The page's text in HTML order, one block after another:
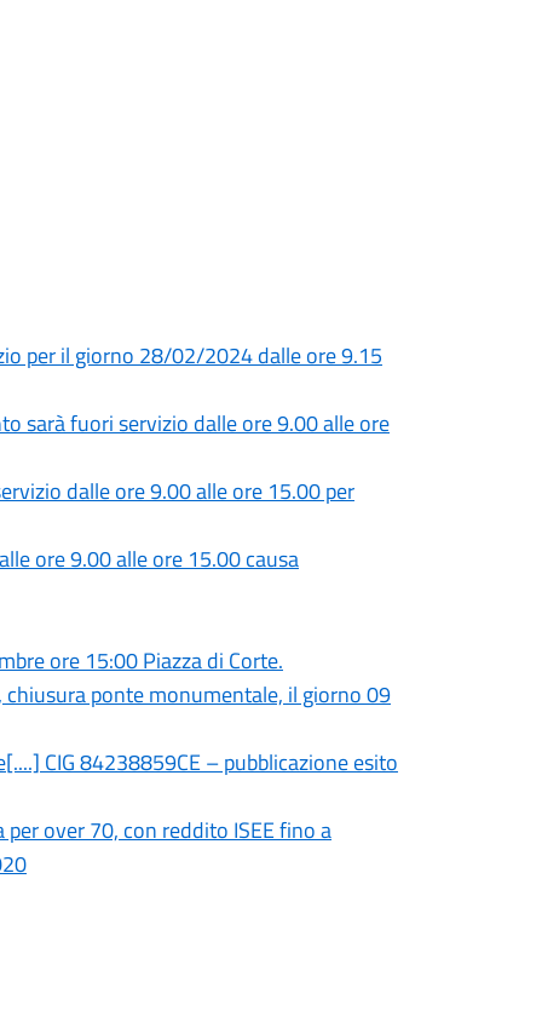
per il giorno 28/02/2024 dalle ore 9.15
sarà fuori servizio dalle ore 9.00 alle ore
dalle ore 9.00 alle ore 15.00 per
ore 9.00 alle ore 15.00 causa
ore 15:00 Piazza di Corte.
ponte monumentale, il giorno 09
CIG 84238859CE – pubblicazione esito
over 70, con reddito ISEE fino a